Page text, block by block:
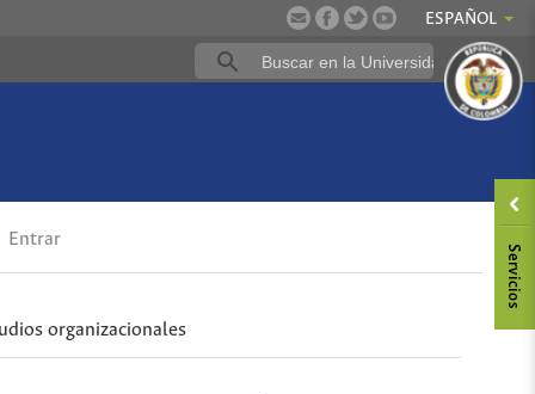
ESPAÑOL
Entrar
organizacionales